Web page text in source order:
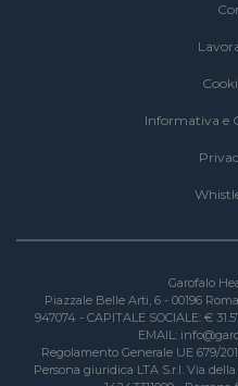
Informativa e
Garofalo
Piazzale Belle Arti, 6 - 00196
947074 - CAPITALE SOCIALE: €
EMAIL:
Regolamento Generale UE 679/
Persona giuridica LTA S.r.l. Via